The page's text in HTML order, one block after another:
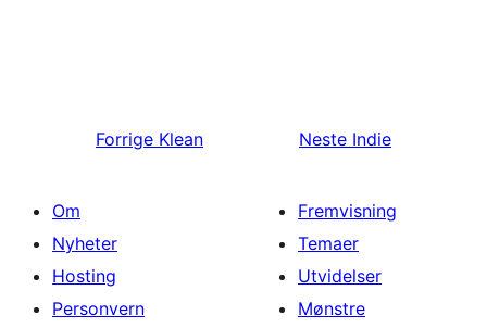
Forrige Klean Neste Indie
Om
Nyheter
Hosting
Personvern
Fremvisning
Temaer
Utvidelser
Mønstre